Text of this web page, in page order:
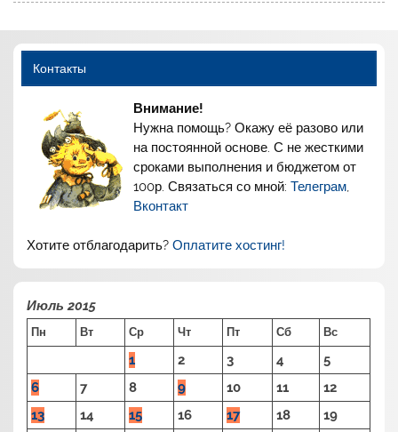
Контакты
Внимание!
Нужна помощь? Окажу её разово или
на постоянной основе. С не жесткими
сроками выполнения и бюджетом от
100р. Связаться со мной:Телеграм,
Вконтакт
Хотите отблагодарить?Оплатите хостинг!
Июль 2015
Пн Вт Ср Чт Пт Сб Вс
1 2 3 4
5
6
7 8 9 10 11
12
13
14 15 16 17 18
19